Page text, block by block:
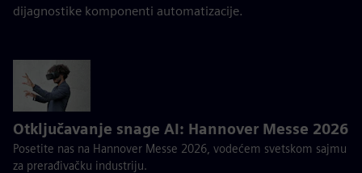
dijagnostike komponenti automatizacije.
Otključavanje snage AI: Hannover Messe 2026
Posetite nas na Hannover Messe 2026, vodećem svetskom sajmu
za prerađivačku industriju.